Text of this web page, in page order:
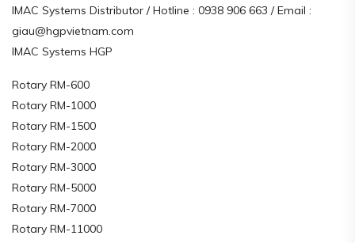
IMAC Systems Distributor / Hotline : 0938 906 663 / Email :
giau@hgpvietnam.com
IMAC Systems HGP
Rotary RM-600
Rotary RM-1000
Rotary RM-1500
Rotary RM-2000
Rotary RM-3000
Rotary RM-5000
Rotary RM-7000
Rotary RM-11000